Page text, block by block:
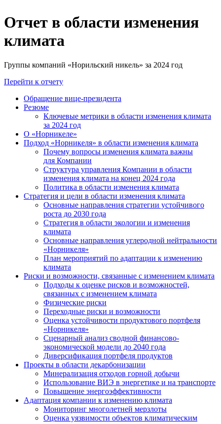
Отчет в области изменения
климата
Группы компаний «Норильский никель» за 2024 год
Перейти к отчету
Обращение вице-президента
Резюме
Ключевые метрики в области изменения климата
за 2024 год
О «Норникеле»
Подход «Норникеля» в области изменения климата
Почему вопросы изменения климата важны
для Компании
Структура управления Компании в области
изменения климата на конец 2024 года
Политика в области изменения климата
Стратегия и цели в области изменения климата
Основные направления стратегии устойчивого
роста до 2030 года
Стратегия в области экологии и изменения
климата
Основные направления углеродной нейтральности
«Норникеля»
План мероприятий по адаптации к изменению
климата
Риски и возможности, связанные с изменением климата
Подходы к оценке рисков и возможностей,
связанных с изменением климата
Физические риски
Переходные риски и возможности
Оценка устойчивости продуктового портфеля
«Норникеля»
Сценарный анализ сводной финансово-
экономической модели до 2040 года
Диверсификация портфеля продуктов
Проекты в области декарбонизации
Минерализация отходов горной добычи
Использование ВИЭ в энергетике и на транспорте
Повышение энергоэффективности
Адаптация компании к изменению климата
Мониторинг многолетней мерзлоты
Оценка уязвимости объектов климатическим